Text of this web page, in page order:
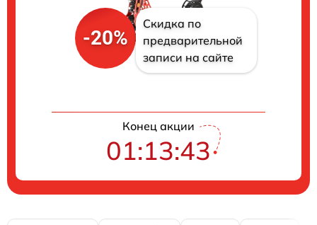
-20%
Скидка по
предварительной
записи на сайте
Конец акции
01:13:42